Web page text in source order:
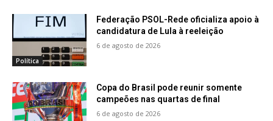
Política
Federação PSOL-Rede oficializa apoio à
candidatura de Lula à reeleição
6 de agosto de 2026
Copa do Brasil pode reunir somente
campeões nas quartas de final
6 de agosto de 2026